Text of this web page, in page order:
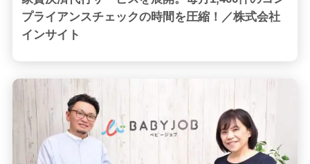
プライアンスチェックの時間を圧縮！／株式会社
インサイト